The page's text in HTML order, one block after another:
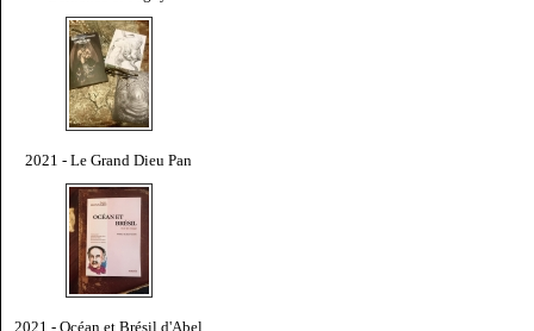
2021 - Le Grand Dieu Pan
2021 - Océan et Brésil d'Abel